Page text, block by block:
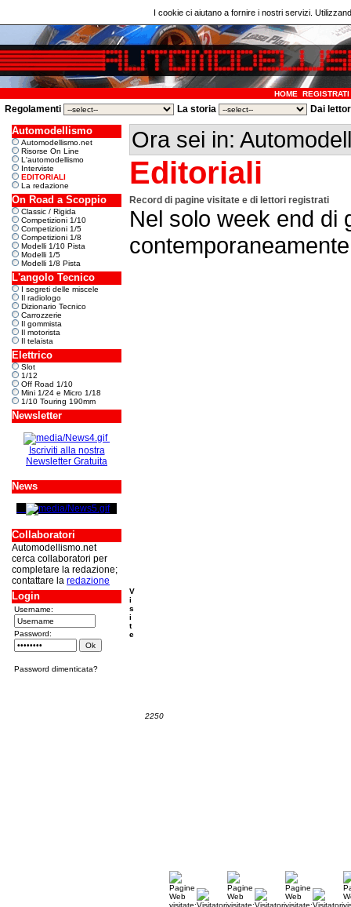
I cookie ci aiutano a fornire i nostri servizi.
HOME REGISTRATI
Regolamenti La storia Dai
Automodellismo
Automodellismo.net
Risorse On Line
L'automodellismo
Interviste
EDITORIALI
La redazione
On Road a Scoppio
Classic / Rigida
Competizioni 1/10
Competizioni 1/5
Competizioni 1/8
Modelli 1/10 Pista
Modelli 1/5
Modelli 1/8 Pista
L'angolo Tecnico
I segreti delle miscele
Il radiologo
Dizionario Tecnico
Carrozzerie
Il gommista
Il motorista
Il telaista
Elettrico
Slot
1/12
Off Road 1/10
Mini 1/24 e Micro 1/18
1/10 Touring 190mm
Newsletter
Iscriviti alla nostra
Newsletter Gratuita
News
Collaboratori
Automodellismo.net
cerca collaboratori per
completare la redazione;
contattare la redazione
Login
Username:
Password:
Password dimenticata?
Ora sei in:
Editoriali
Record di pagine visitate e di lettori registrati
Nel solo week end di
V
i
s
i
t
e
2250